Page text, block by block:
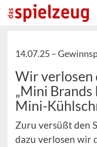
14.07.25 –
Wir verlosen
„Mini Brands
Mini-
Zuru versüßt den
dazu verlosen wir